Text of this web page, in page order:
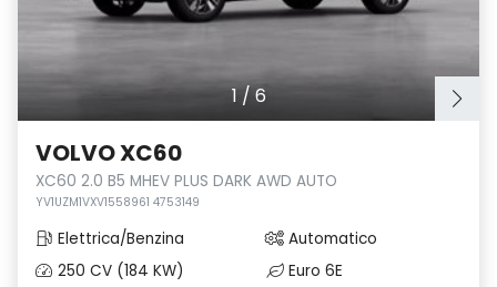
1/ 6
VOLVO XC60
XC60 2.0 B5 MHEV PLUS DARK AWD AUTO
YV1UZM1VXV1558961 4753149
Elettrica/Benzina
Automatico
250 CV (184 KW)
Euro 6E